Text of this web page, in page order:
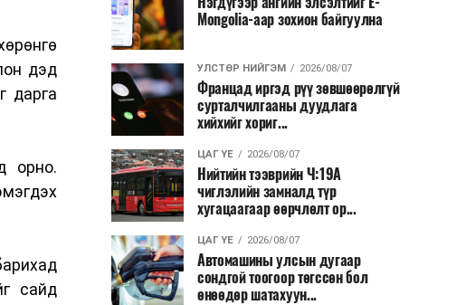
дэд
дарга
орно.
сайд
Mongolia-аар зохион байгуулна
УЛСТӨР НИЙГЭМ 2026/08/07
Францад иргэд рүү зөвшөөрөлгүй
сурталчилгааны дуудлага
хийхийг хориг...
ЦАГ ҮЕ 2026/08/07
Нийтийн тээврийн Ч:19А
чиглэлийн замналд түр
хугацаагаар өөрчлөлт ор...
ЦАГ ҮЕ 2026/08/07
Автомашины улсын дугаар
сондгой тоогоор төгссөн бол
өнөөдөр шатахуун...